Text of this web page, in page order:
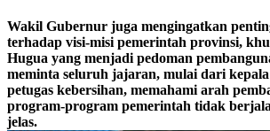
Wakil Gubernur juga mengingatkan
terhadap visi-misi pemerintah provinsi,
Hugua yang menjadi pedoman
meminta seluruh jajaran, mulai dari
petugas kebersihan, memahami arah
program-program pemerintah tidak
jelas.